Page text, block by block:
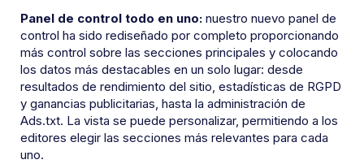
Panel de control todo en uno: nuestro nuevo panel de
control ha sido rediseñado por completo proporcionando
más control sobre las secciones principales y colocando
los datos más destacables en un solo lugar: desde
resultados de rendimiento del sitio, estadísticas de RGPD
y ganancias publicitarias, hasta la administración de
Ads.txt. La vista se puede personalizar, permitiendo a los
editores elegir las secciones más relevantes para cada
uno.